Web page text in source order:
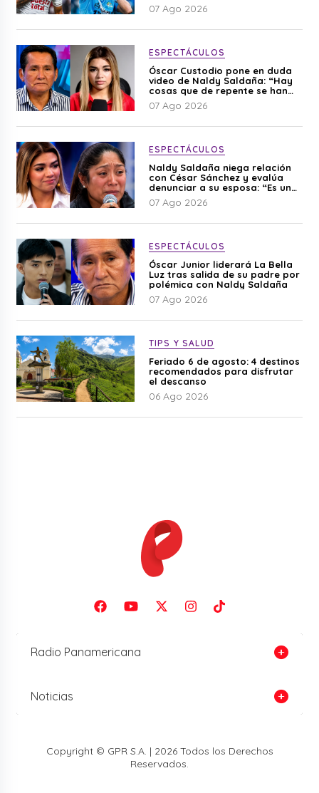
07 Ago 2026
ESPECTÁCULOS
Óscar Custodio pone en duda
video de Naldy Saldaña: “Hay
cosas que de repente se han
editado”
07 Ago 2026
ESPECTÁCULOS
Naldy Saldaña niega relación
con César Sánchez y evalúa
denunciar a su esposa: “Es una
difamación”
07 Ago 2026
ESPECTÁCULOS
Óscar Junior liderará La Bella
Luz tras salida de su padre por
polémica con Naldy Saldaña
07 Ago 2026
TIPS Y SALUD
Feriado 6 de agosto: 4 destinos
recomendados para disfrutar
el descanso
06 Ago 2026
Radio Panamericana
Noticias
Copyright © GPR S.A. | 2026 Todos los Derechos
Reservados.